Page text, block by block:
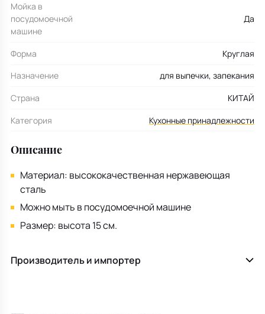
Мойка в
посудомоечной
машине
Да
Форма
Круглая
Назначение
для выпечки, запекания
Страна
КИТАЙ
Категория
Кухонные принадлежности
Описание
Материал: высококачественная нержавеющая
сталь
Можно мыть в посудомоечной машине
Размер: высота 15 см.
Производитель и импортер